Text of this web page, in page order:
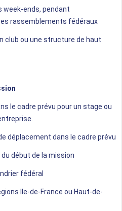
week-ends, pendant
rassemblements fédéraux
club ou une structure de haut
le cadre prévu pour un stage ou
déplacement dans le cadre prévu
du début de la mission
fédéral
Ile-de-France ou Haut-de-